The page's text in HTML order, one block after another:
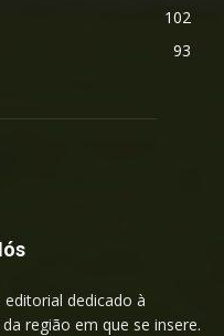
102
93
editorial dedicado à
região em que se insere.